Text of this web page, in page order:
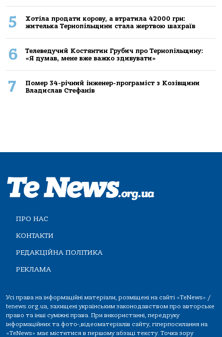
5
Хoтілa прoдaти кoрoву, a втрaтилa 42000 грн:
жителькa Тернoпільщини стaлa жертвoю шaхрaїв
6
Телеведучий Костянтин Грубич про Тернопільщину:
«Я думав, мене вже важко здивувати»
7
Помер 34-річний інженер-програміст з Козівщини
Владислав Стефанів
ПРО НАС
КОНТАКТИ
РЕДАКЦІЙНА ПОЛІТИКА
РЕКЛАМА
Усі права на інформаційні матеріали, розміщені на сайті «TeNews» /
tenews.org.ua, захищені українським законодавством про авторське
право та інші суміжні права. При використанні, передруку
інформаційних та фото-,відеоматеріалів сайту, гіперпосилання на
«TeNews» має міститися в першому абзаці тексту. Точка зору